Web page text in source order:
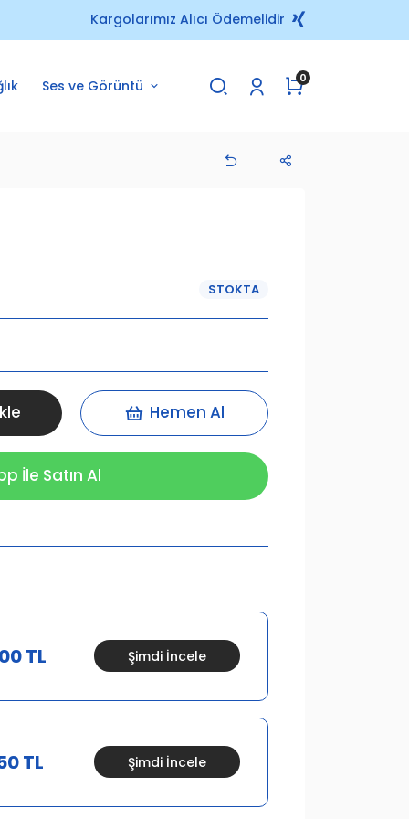
Kargolarımız Alıcı Ödemelidir
Ses ve Görüntü 0
STOKTA
Hemen Al
İle Satın Al
TL Şimdi İncele
TL Şimdi İncele